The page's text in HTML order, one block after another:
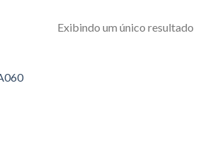
Exibindo um único resultado